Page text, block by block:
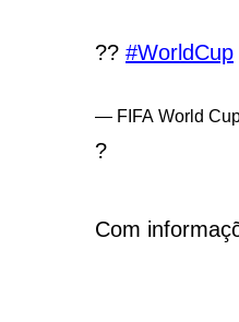
?? #WorldCup
— FIFA World
?
Com